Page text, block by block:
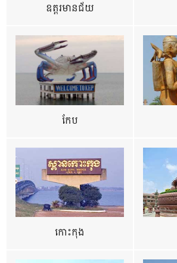
ឧត្ដរមានជ័យ
កែប
កោះកុង